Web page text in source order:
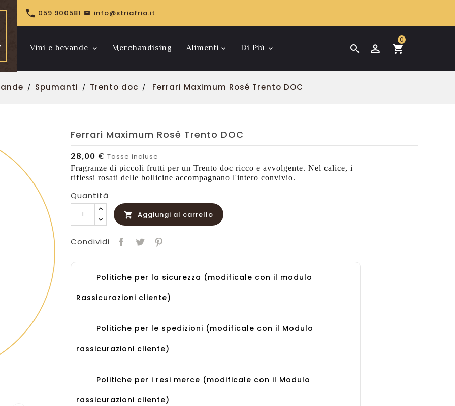
 059 900581 info@striafria.it
Vini e bevande Merchandising Alimenti Di Più
0
Spumanti Trento doc Ferrari Maximum Rosé Trento DOC
Ferrari Maximum Rosé Trento DOC
28,00 € Tasse incluse
Fragranze di piccoli frutti per un Trento doc ricco e avvolgente. Nel calice, i
riflessi rosati delle bollicine accompagnano l'intero convivio.
Quantità
 Aggiungi al carrello
Condividi
Politiche per la sicurezza (modificale con il modulo
Rassicurazioni cliente)
Politiche per le spedizioni (modificale con il Modulo
rassicurazioni cliente)
Politiche per i resi merce (modificale con il Modulo
rassicurazioni cliente)